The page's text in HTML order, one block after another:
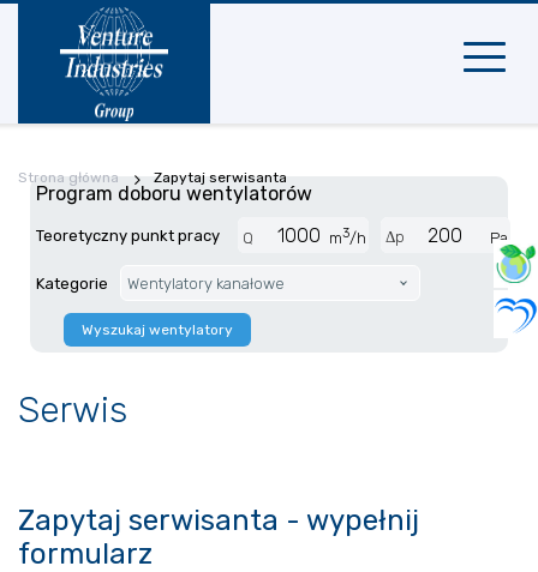
mobilna
Strona główna Zapytaj serwisanta
Program doboru wentylatorów
Teoretyczny punkt pracy Q m3/h Δp Pa
Kategorie Wentylatory kanałowe
Wyszukaj wentylatory
Serwis
Zapytaj serwisanta - wypełnij
formularz